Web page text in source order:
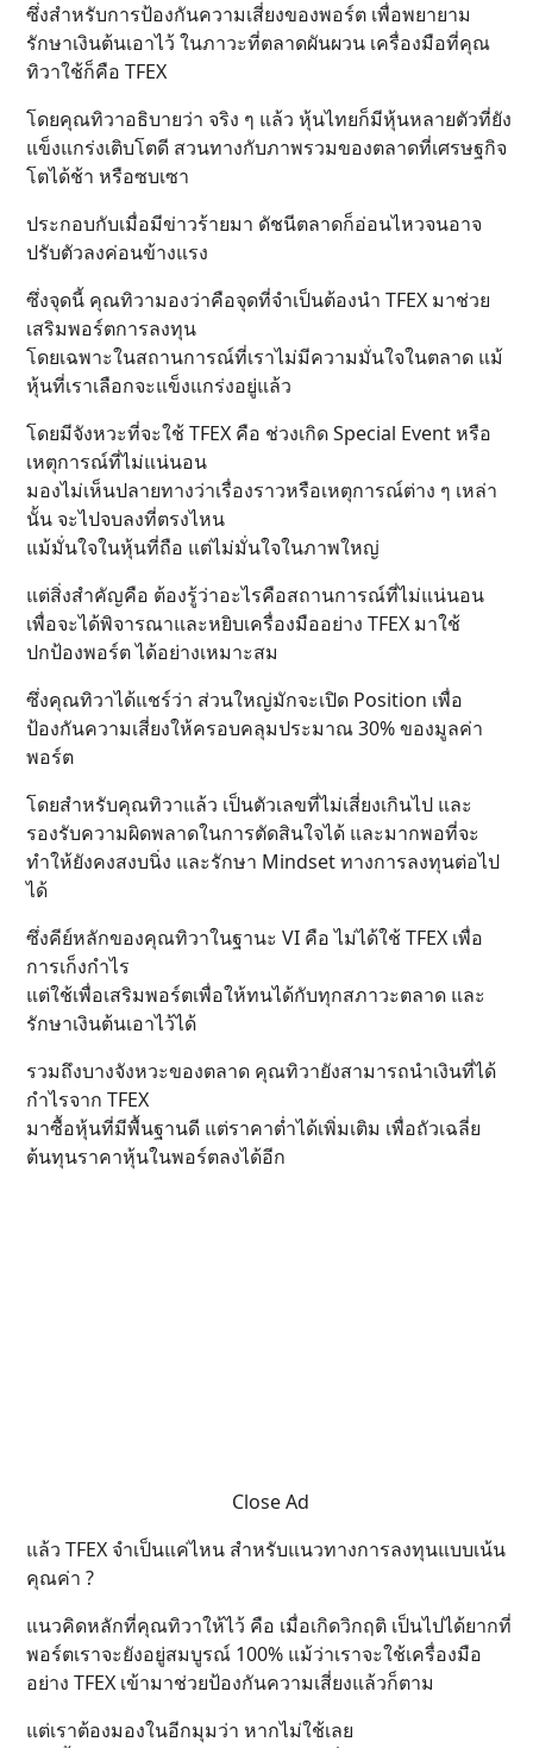
ซึ่งสำหรับการป้องกันความเสี่ยงของพอร์ต เพื่อพยายาม
รักษาเงินต้นเอาไว้ ในภาวะที่ตลาดผันผวน เครื่องมือที่คุณ
ทิวาใช้ก็คือ TFEX
โดยคุณทิวาอธิบายว่า จริง ๆ แล้ว หุ้นไทยก็มีหุ้นหลายตัวที่ยัง
แข็งแกร่งเติบโตดี สวนทางกับภาพรวมของตลาดที่เศรษฐกิจ
โตได้ช้า หรือซบเซา
ประกอบกับเมื่อมีข่าวร้ายมา ดัชนีตลาดก็อ่อนไหวจนอาจ
ปรับตัวลงค่อนข้างแรง
ซึ่งจุดนี้ คุณทิวามองว่าคือจุดที่จำเป็นต้องนำ TFEX มาช่วย
เสริมพอร์ตการลงทุน
โดยเฉพาะในสถานการณ์ที่เราไม่มีความมั่นใจในตลาด แม้
หุ้นที่เราเลือกจะแข็งแกร่งอยู่แล้ว
โดยมีจังหวะที่จะใช้ TFEX คือ ช่วงเกิด Special Event หรือ
เหตุการณ์ที่ไม่แน่นอน
มองไม่เห็นปลายทางว่าเรื่องราวหรือเหตุการณ์ต่าง ๆ เหล่า
นั้น จะไปจบลงที่ตรงไหน
แม้มั่นใจในหุ้นที่ถือ แต่ไม่มั่นใจในภาพใหญ่
แต่สิ่งสำคัญคือ ต้องรู้ว่าอะไรคือสถานการณ์ที่ไม่แน่นอน
เพื่อจะได้พิจารณาและหยิบเครื่องมืออย่าง TFEX มาใช้
ปกป้องพอร์ต ได้อย่างเหมาะสม
ซึ่งคุณทิวาได้แชร์ว่า ส่วนใหญ่มักจะเปิด Position เพื่อ
ป้องกันความเสี่ยงให้ครอบคลุมประมาณ 30% ของมูลค่า
พอร์ต
โดยสำหรับคุณทิวาแล้ว เป็นตัวเลขที่ไม่เสี่ยงเกินไป และ
รองรับความผิดพลาดในการตัดสินใจได้ และมากพอที่จะ
ทำให้ยังคงสงบนิ่ง และรักษา Mindset ทางการลงทุนต่อไป
ได้
ซึ่งคีย์หลักของคุณทิวาในฐานะ VI คือ ไม่ได้ใช้ TFEX เพื่อ
การเก็งกำไร
แต่ใช้เพื่อเสริมพอร์ตเพื่อให้ทนได้กับทุกสภาวะตลาด และ
รักษาเงินต้นเอาไว้ได้
รวมถึงบางจังหวะของตลาด คุณทิวายังสามารถนำเงินที่ได้
กำไรจาก TFEX
มาซื้อหุ้นที่มีพื้นฐานดี แต่ราคาต่ำได้เพิ่มเติม เพื่อถัวเฉลี่ย
ต้นทุนราคาหุ้นในพอร์ตลงได้อีก
Close Ad
แล้ว TFEX จำเป็นแค่ไหน สำหรับแนวทางการลงทุนแบบเน้น
คุณค่า ?
แนวคิดหลักที่คุณทิวาให้ไว้ คือ เมื่อเกิดวิกฤติ เป็นไปได้ยากที่
พอร์ตเราจะยังอยู่สมบูรณ์ 100% แม้ว่าเราจะใช้เครื่องมือ
อย่าง TFEX เข้ามาช่วยป้องกันความเสี่ยงแล้วก็ตาม
แต่เราต้องมองในอีกมุมว่า หากไม่ใช้เลย